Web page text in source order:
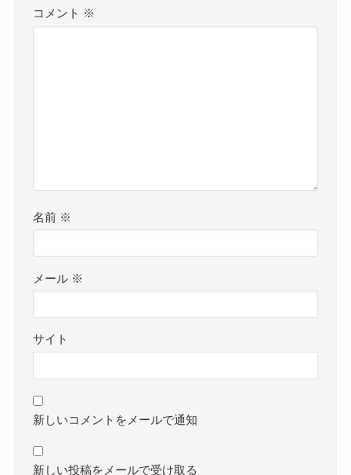
コメント ※
名前 ※
メール ※
サイト
新しいコメントをメールで通知
新しい投稿をメールで受け取る